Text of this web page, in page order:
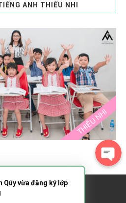
ANH THIẾU NHI
Qúy vừa đăng ký lớp